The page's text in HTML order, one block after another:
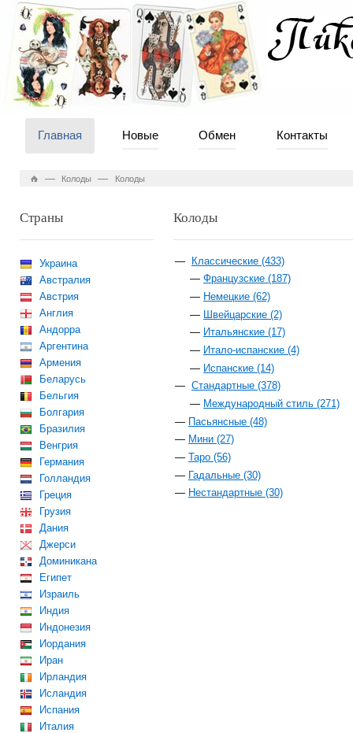
Главная Новые Обмен Контакты
— Колоды — Колоды
Страны
Украина
Австралия
Австрия
Англия
Андорра
Аргентина
Армения
Беларусь
Бельгия
Болгария
Бразилия
Венгрия
Германия
Голландия
Греция
Грузия
Дания
Джерси
Доминикана
Египет
Израиль
Индия
Индонезия
Иордания
Иран
Ирландия
Исландия
Испания
Италия
Колоды
Классические (433)
Французские (187)
Немецкие (62)
Швейцарские (2)
Итальянские (17)
Итало-испанские (4)
Испанские (14)
Стандартные (378)
Международный стиль (271)
Пасьянсные (48)
Мини (27)
Таро (56)
Гадальные (30)
Нестандартные (30)